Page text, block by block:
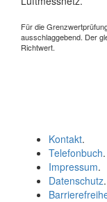
Für die
ausschlaggebend. Der
Richtwert.
Kontakt.
Telefonbuch.
Impressum.
Datenschutz.